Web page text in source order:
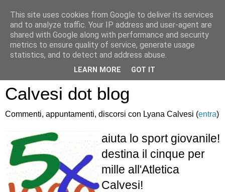
Atletica Sandro
Calvesi dot blog
Commenti, appuntamenti, discorsi con Lyana Calvesi (entra)
aiuta lo sport giovanile!
destina il cinque per
mille all'Atletica
Calvesi!
This site uses cookies from Google to deliver its services
and to analyze traffic. Your IP address and user-agent are
shared with Google along with performance and security
metrics to ensure quality of service, generate usage
statistics, and to detect and address abuse.
LEARN MORE GOT IT